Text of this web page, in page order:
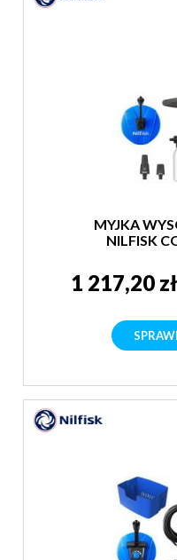
MYJKA
NILFISK
1 217,20 zł